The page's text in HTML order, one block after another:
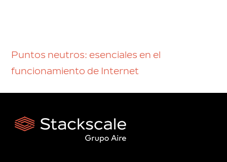
Puntos neutros: esenciales en el
funcionamiento de Internet